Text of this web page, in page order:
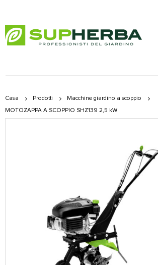
Casa Prodotti Macchine giardino a scoppio
MOTOZAPPA A SCOPPIO SHZ139 2,5 kW